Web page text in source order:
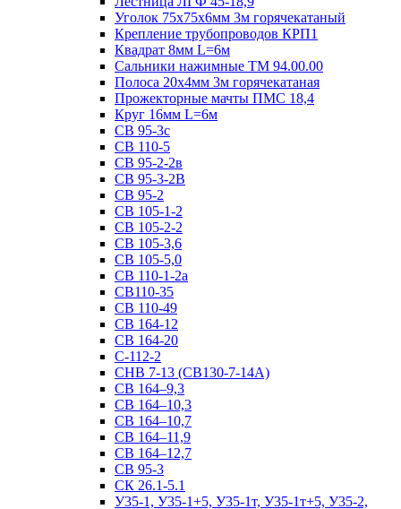
Уголок 75х75х6мм 3м горячекатаный
Крепление трубопроводов КРП1
Квадрат 8мм L=6м
Сальники нажимные ТМ 94.00.00
Полоса 20х4мм 3м горячекатаная
Прожекторные мачты ПМС 18,4
Круг 16мм L=6м
СВ 95-3с
СВ 110-5
СВ 95-2-2в
СВ 95-3-2В
СВ 95-2
СВ 105-1-2
СВ 105-2-2
СВ 105-3,6
СВ 105-5,0
СВ 110-1-2а
СВ110-35
СВ 110-49
СВ 164-12
СВ 164-20
С-112-2
СНВ 7-13 (СВ130-7-14А)
СВ 164–9,3
СВ 164–10,3
СВ 164–10,7
СВ 164–11,9
СВ 164–12,7
СВ 95-3
СК 26.1-5.1
У35-1, У35-1+5, У35-1т, У35-1т+5, У35-2,